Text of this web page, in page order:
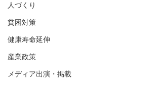
人づくり
貧困対策
健康寿命延伸
産業政策
メディア出演・掲載